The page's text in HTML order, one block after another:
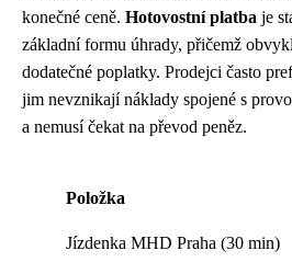
konečné ceně. Hotovostní platba je
základní formu úhrady, přičemž
dodatečné poplatky. Prodejci často
jim nevznikají náklady spojené s
a nemusí čekat na převod peněz.
Položka
Jízdenka MHD Praha (30 min)